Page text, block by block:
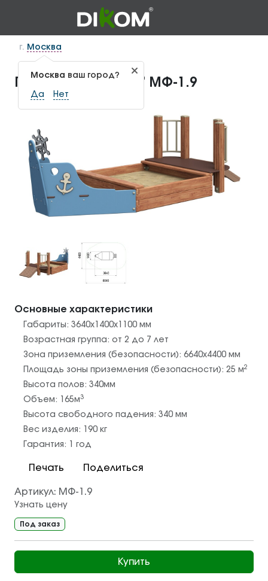
г. Москва
Москва ваш город?
Да Нет
Песочница "Катер" МФ-1.9
Основные характеристики
Габариты: 3640х1400х1100 мм
Возрастная группа: от 2 до 7 лет
Зона приземления (безопасности): 6640х4400 мм
Площадь зоны приземления (безопасности): 25 м2
Высота полов: 340мм
Объем:
165м3
Высота свободного падения: 340мм
Вес изделия:
190 кг
Гарантия:
1 год
Печать Поделиться
Артикул: МФ-1.9
Узнать цену
Под заказ
Купить